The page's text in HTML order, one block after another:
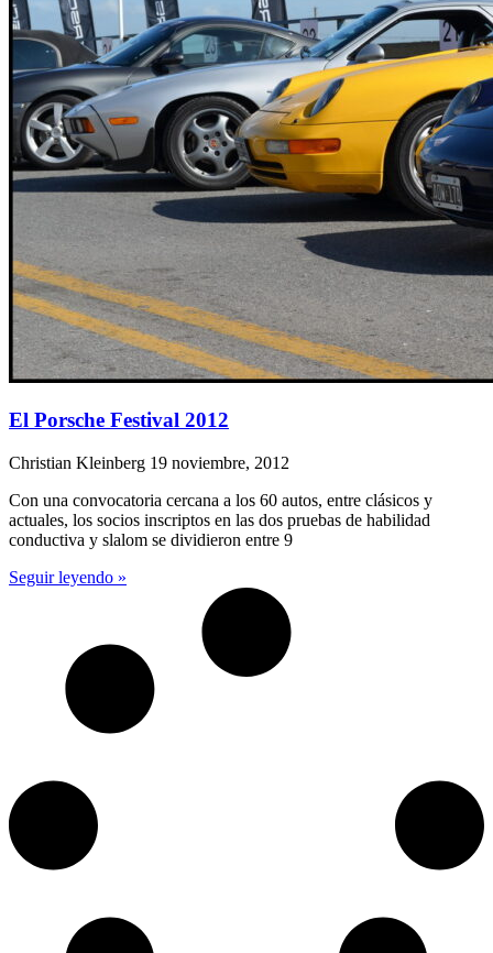
El Porsche Festival 2012
Christian Kleinberg 19 noviembre, 2012
Con una convocatoria cercana a los 60 autos, entre clásicos y
actuales, los socios inscriptos en las dos pruebas de habilidad
conductiva y slalom se dividieron entre 9
Seguir leyendo »